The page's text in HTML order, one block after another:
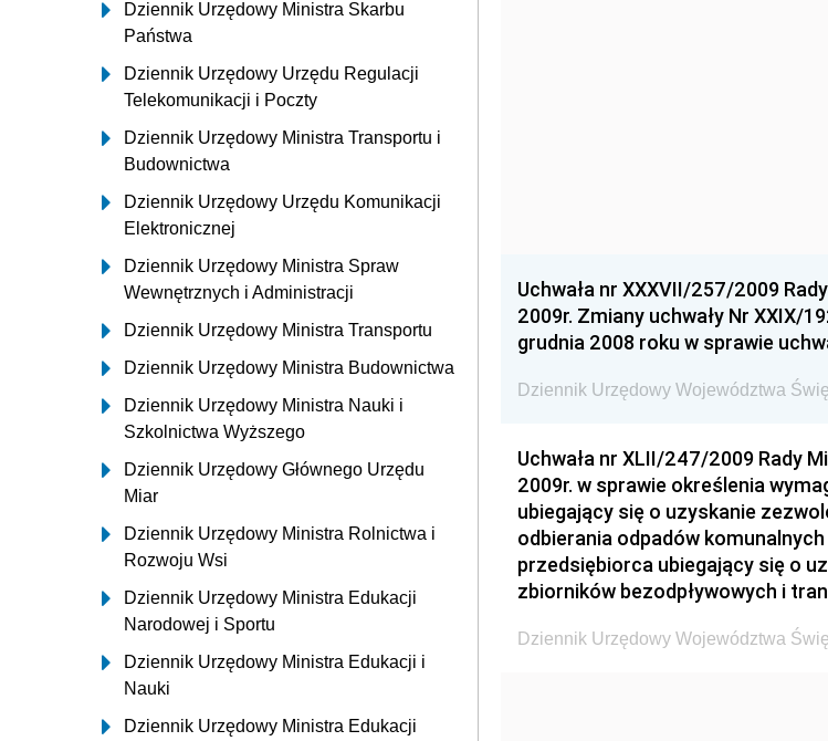
Dziennik Urzędowy Ministra Skarbu
Państwa
Dziennik Urzędowy Urzędu Regulacji
Telekomunikacji i Poczty
Dziennik Urzędowy Ministra Transportu i
Budownictwa
Dziennik Urzędowy Urzędu Komunikacji
Elektronicznej
Dziennik Urzędowy Ministra Spraw
Wewnętrznych i Administracji
Dziennik Urzędowy Ministra Transportu
Dziennik Urzędowy Ministra Budownictwa
Dziennik Urzędowy Ministra Nauki i
Szkolnictwa Wyższego
Dziennik Urzędowy Głównego Urzędu
Miar
Dziennik Urzędowy Ministra Rolnictwa i
Rozwoju Wsi
Dziennik Urzędowy Ministra Edukacji
Narodowej i Sportu
Dziennik Urzędowy Ministra Edukacji i
Nauki
Dziennik Urzędowy Ministra Edukacji
Uchwała nr XXXVII/257/2009
2009r. Zmiany uchwały Nr XXIX/
grudnia 2008 roku w sprawie
Dziennik Urzędowy Województwa
Uchwała nr XLII/247/2009 Rady
2009r. w sprawie określenia
ubiegający się o uzyskanie
odbierania odpadów
przedsiębiorca ubiegający się o
zbiorników bezodpływowych i
Dziennik Urzędowy Województwa